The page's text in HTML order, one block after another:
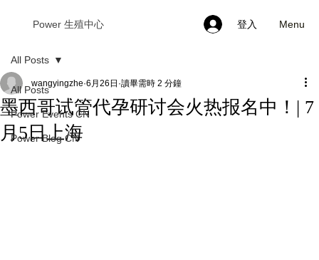
Power 生殖中心 登入 Menu
All Posts
Power Events CN
Power Blog CN
All Posts
墨西哥试管代孕研讨会火热报名中！| 7
月5日上海
wangyingzhe 6月26日 讀畢需時 2 分鐘